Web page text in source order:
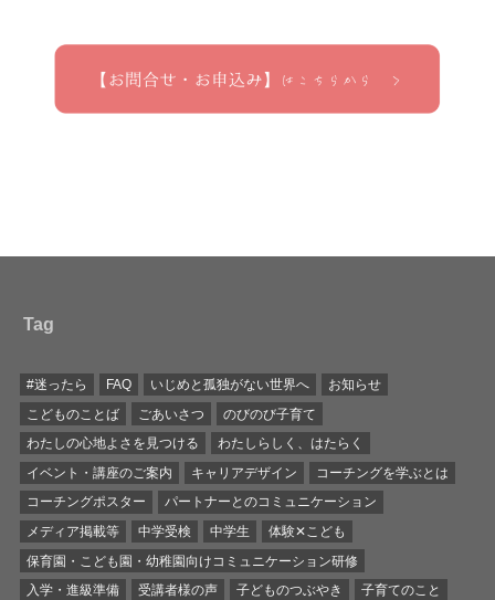
Tag
#迷ったら FAQ いじめと孤独がない世界へ
お知らせ
こどものことば
ごあいさつ
のびのび子育て
わたしの心地よさを見つける
わたしらしく、はたらく
イベント・講座のご案内
キャリアデザイン
コーチングを学ぶとは
コーチングポスター
パートナーとのコミュニケーション
メディア掲載等
中学受検 中学生
体験✕こども
保育園・こども園・幼稚園向けコミュニケーション研修
入学・進級準備
受講者様の声 子どものつぶやき
子育てのこと